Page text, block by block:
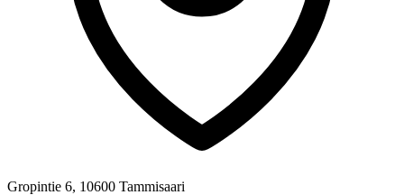
Gropintie 6, 10600 Tammisaari